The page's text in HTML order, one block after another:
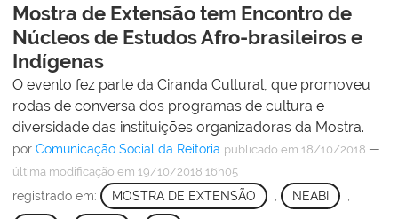
Mostra de Extensão tem Encontro de
Núcleos de Estudos Afro-brasileiros e
Indígenas
O evento fez parte da Ciranda Cultural, que promoveu
rodas de conversa dos programas de cultura e
diversidade das instituições organizadoras da Mostra.
por Comunicação Social da Reitoria publicado em 18/10/2018 —
última modificação em 19/10/2018 16h05
registrado em: MOSTRA DE EXTENSÃO NEABI